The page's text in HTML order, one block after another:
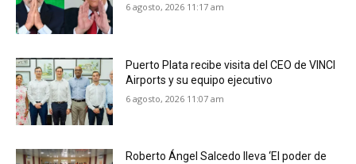
6 agosto, 2026 11:17 am
Puerto Plata recibe visita del CEO de VINCI
Airports y su equipo ejecutivo
6 agosto, 2026 11:07 am
Roberto Ángel Salcedo lleva ‘El poder de